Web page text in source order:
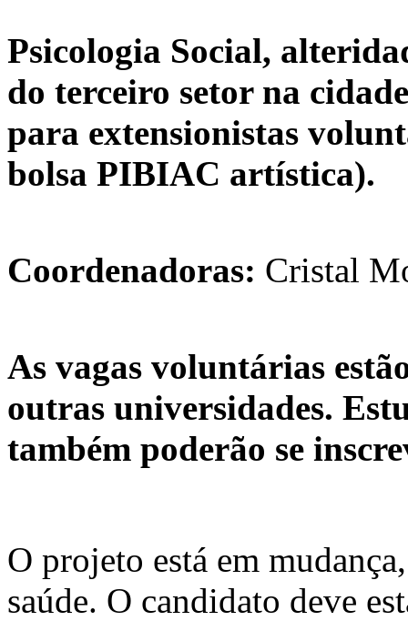
Psicologia Social,
do terceiro setor na
para extensionistas
bolsa PIBIAC artística).
Coordenadoras: Cristal
As vagas voluntárias
outras universidades.
também poderão se
O projeto está em
saúde. O candidato deve